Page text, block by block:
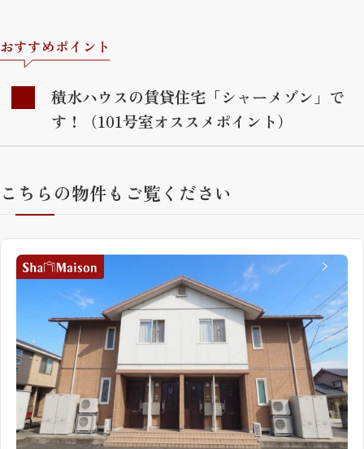
おすすめポイント
積水ハウスの賃貸住宅「シャーメゾン」で
す！（101号室オススメポイント）
こちらの物件もご覧ください